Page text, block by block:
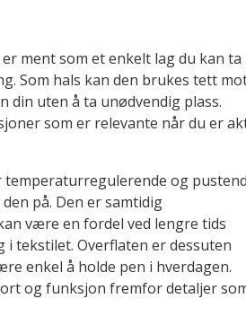
ment som et enkelt lag du kan ta
Som hals kan den brukes tett
din uten å ta unødvendig plass.
som er relevante når du er
og
på. Den er samtidig
være en fordel ved lengre tids
tekstilet. Overflaten er dessuten
enkel å holde pen i hverdagen.
og funksjon fremfor detaljer